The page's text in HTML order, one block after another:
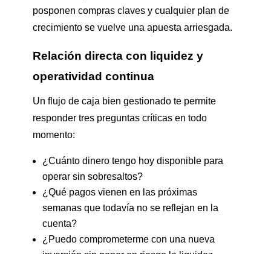
posponen compras claves y cualquier plan de
crecimiento se vuelve una apuesta arriesgada.
Relación directa con liquidez y
operatividad continua
Un flujo de caja bien gestionado te permite
responder tres preguntas críticas en todo
momento:
¿Cuánto dinero tengo hoy disponible para
operar sin sobresaltos?
¿Qué pagos vienen en las próximas
semanas que todavía no se reflejan en la
cuenta?
¿Puedo comprometerme con una nueva